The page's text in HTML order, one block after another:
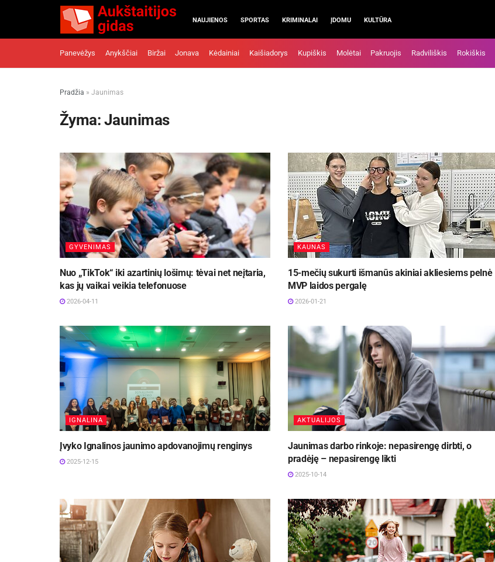
NAUJIENOS SPORTAS KRIMINALAI ĮDOMU KULTŪRA
Panevėžys Anykščiai Biržai Jonava Kėdainiai Kaišiadorys Kupiškis Molėtai Pakruojis Radviliškis Rokiškis
Pradžia » Jaunimas
Žyma: Jaunimas
GYVENIMAS
Nuo „TikTok“ iki azartinių lošimų: tėvai net neįtaria,
kas jų vaikai veikia telefonuose
2026-04-11
KAUNAS
15-mečių sukurti išmanūs akiniai akliesiems pelnė
MVP laidos pergalę
2026-01-21
IGNALINA
Įvyko Ignalinos jaunimo apdovanojimų renginys
2025-12-15
AKTUALIJOS
Jaunimas darbo rinkoje: nepasirengę dirbti, o
pradėję – nepasirengę likti
2025-10-14